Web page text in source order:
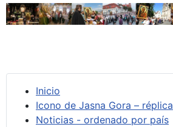
Inicio
Icono de Jasna Gora – réplica
Noticias - ordenado por país